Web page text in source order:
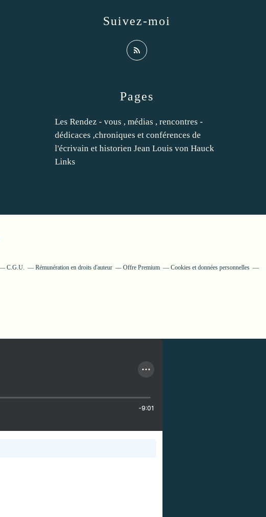
Pages
Les Rendez - vous , médias , rencontres -
dédicaces ,chroniques et conférences de
l'écrivain et historien Jean Louis von Hauck
Links
Suivez-moi
C.G.U. Rémunération en droits d'auteur Offre Premium
Cookies et données personnelles
-9:01